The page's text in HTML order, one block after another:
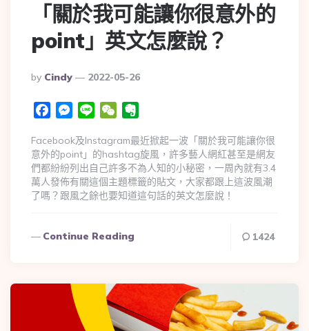
「關於我可能讓你很意外的
point」英文怎麼說？
By Cindy 2022-05-26
FacebookMessenger
Line WeChat
Facebook及Instagram最近掀起一波「關於我可能讓你很
意外的point」的hashtag旋風，許多藝人網紅甚至是網友
們都紛紛列出自己許多不為人知的小秘密，一周內就有3.4
萬人發佈有關這個主題標籤的貼文，大家都跟上這波風潮
了嗎？跟風之餘也要知道這句話的英文怎麼說！
Continue Reading 1424